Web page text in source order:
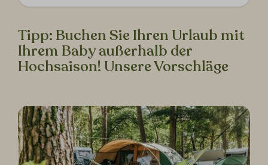
Tipp: Buchen Sie Ihren Urlaub mit
Ihrem Baby außerhalb der
Hochsaison! Unsere Vorschläge